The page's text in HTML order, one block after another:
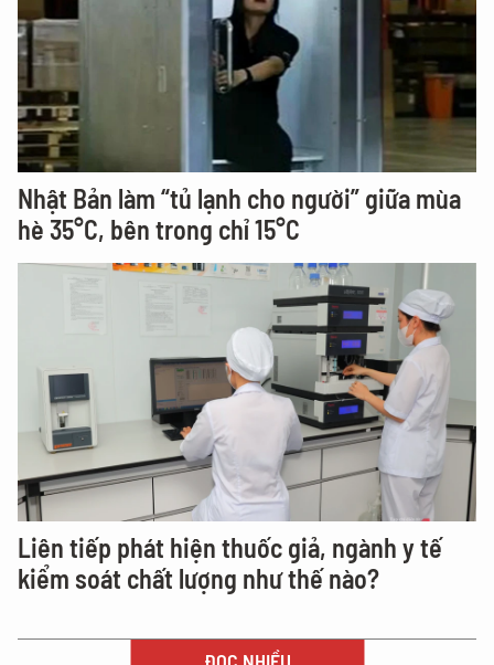
Nhật Bản làm “tủ lạnh cho người” giữa mùa
hè 35°C, bên trong chỉ 15°C
Liên tiếp phát hiện thuốc giả, ngành y tế
kiểm soát chất lượng như thế nào?